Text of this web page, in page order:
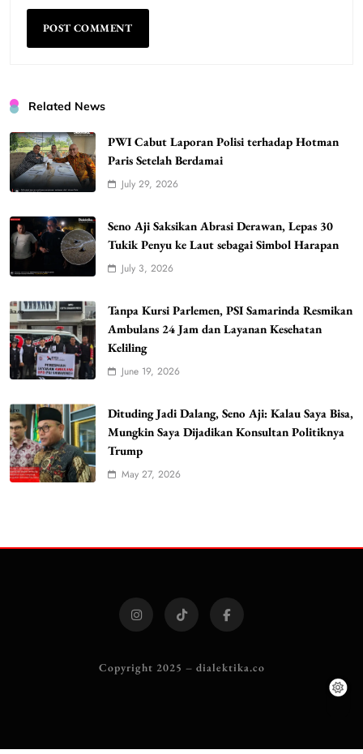
Related News
PWI Cabut Laporan Polisi terhadap Hotman
Paris Setelah Berdamai
July 29, 2026
Seno Aji Saksikan Abrasi Derawan, Lepas 30
Tukik Penyu ke Laut sebagai Simbol Harapan
July 3, 2026
Tanpa Kursi Parlemen, PSI Samarinda Resmikan
Ambulans 24 Jam dan Layanan Kesehatan
Keliling
June 19, 2026
Dituding Jadi Dalang, Seno Aji: Kalau Saya Bisa,
Mungkin Saya Dijadikan Konsultan Politiknya
Trump
May 27, 2026
Copyright 2025 – dialektika.co